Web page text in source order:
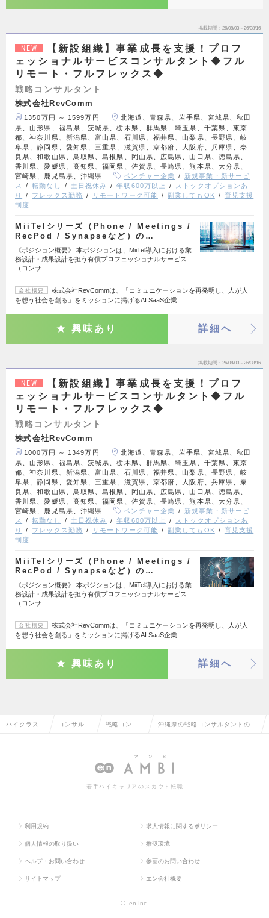
掲載期間 26/08/03～26/08/16
NEW
【新設組織】事業成長を支援！プロフ
ェッショナルサービスコンサルタント◆フル
リモート・フルフレックス◆
戦略コンサルタント
株式会社RevComm
1350万円 ～ 1599万円
北海道、青森県、岩手県、宮城県、秋田
県、山形県、福島県、茨城県、栃木県、群馬県、埼玉県、千葉県、東京
都、神奈川県、新潟県、富山県、石川県、福井県、山梨県、長野県、岐
阜県、静岡県、愛知県、三重県、滋賀県、京都府、大阪府、兵庫県、奈
良県、和歌山県、鳥取県、島根県、岡山県、広島県、山口県、徳島県、
香川県、愛媛県、高知県、福岡県、佐賀県、長崎県、熊本県、大分県、
宮崎県、鹿児島県、沖縄県
ベンチャー企業
新規事業・新サービ
ス
転勤なし 土日祝休み 年収600万以上
ストックオプションあ
り
フレックス勤務 リモートワーク可能 副業してもOK
育児支援
制度
MiiTelシリーズ（Phone / Meetings /
RecPod / Synapseなど）の…
《ポジション概要》 本ポジションは、MiiTel導入における業
務設計・成果設計を担う有償プロフェッショナルサービス
（コンサ…
会社概要
株式会社RevCommは、「コミュニケーションを再発明し、人が人
を想う社会を創る」をミッションに掲げるAI SaaS企業…
興味あり 詳細へ
掲載期間 26/08/03～26/08/16
NEW
【新設組織】事業成長を支援！プロフ
ェッショナルサービスコンサルタント◆フル
リモート・フルフレックス◆
戦略コンサルタント
株式会社RevComm
1000万円 ～ 1349万円
北海道、青森県、岩手県、宮城県、秋田
県、山形県、福島県、茨城県、栃木県、群馬県、埼玉県、千葉県、東京
都、神奈川県、新潟県、富山県、石川県、福井県、山梨県、長野県、岐
阜県、静岡県、愛知県、三重県、滋賀県、京都府、大阪府、兵庫県、奈
良県、和歌山県、鳥取県、島根県、岡山県、広島県、山口県、徳島県、
香川県、愛媛県、高知県、福岡県、佐賀県、長崎県、熊本県、大分県、
宮崎県、鹿児島県、沖縄県
ベンチャー企業
新規事業・新サービ
ス
転勤なし 土日祝休み 年収600万以上
ストックオプションあ
り
フレックス勤務 リモートワーク可能 副業してもOK
育児支援
制度
MiiTelシリーズ（Phone / Meetings /
RecPod / Synapseなど）の…
《ポジション概要》 本ポジションは、MiiTel導入における業
務設計・成果設計を担う有償プロフェッショナルサービス
（コンサ…
会社概要
株式会社RevCommは、「コミュニケーションを再発明し、人が人
を想う社会を創る」をミッションに掲げるAI SaaS企業…
興味あり 詳細へ
ハイクラス求 コンサルタ 戦略コンサ 沖縄県の戦略コンサルタントの転
若手ハイキャリアのスカウト転職
利用規約 求人情報に関するポリシー
個人情報の取り扱い 推奨環境
ヘルプ・お問い合わせ 参画のお問い合わせ
サイトマップ エン会社概要
© en Inc.